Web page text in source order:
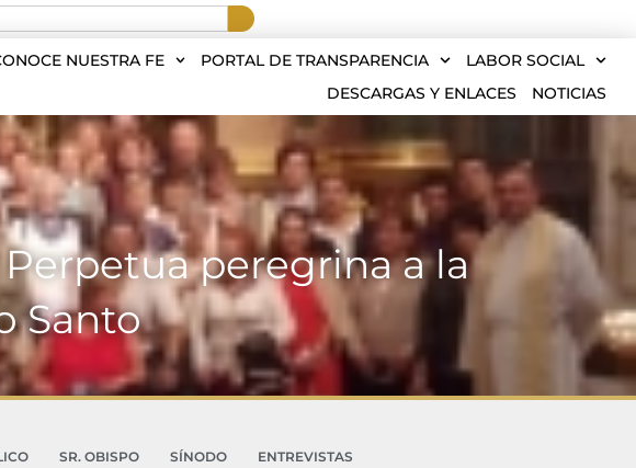
NUESTRA FE PORTAL DE TRANSPARENCIA
LABOR SOCIAL
DESCARGAS Y ENLACES
NOTICIAS
peregrina a la
Santo
SR. OBISPO SÍNODO
ENTREVISTAS